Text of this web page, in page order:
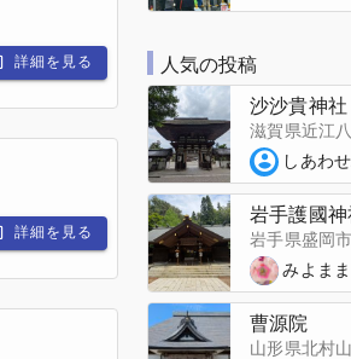
詳細を見る
詳細を見る
人気の投稿
沙沙貴神社
滋賀県近江
しあわ
岩手護國神
岩手県盛岡市
みよまま
曹源院
山形県北村